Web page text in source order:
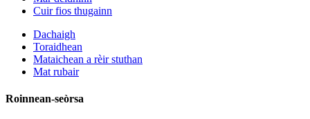
Cuir fios thugainn
Dachaigh
Toraidhean
Mataichean a rèir stuthan
Mat rubair
Roinnean-seòrsa